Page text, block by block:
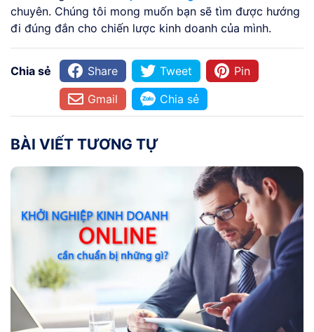
chuyên. Chúng tôi mong muốn bạn sẽ tìm được hướng
đi đúng đắn cho chiến lược kinh doanh của mình.
Chia sẻ Share Tweet
Pin
Gmail
Chia sẻ
BÀI VIẾT TƯƠNG TỰ